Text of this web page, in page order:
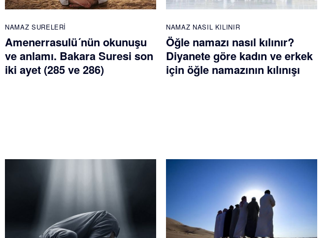
NAMAZ SURELERI
Amenerrasulü´nün okunuşu
ve anlamı. Bakara Suresi son
iki ayet (285 ve 286)
NAMAZ NASIL KILINIR
Öğle namazı nasıl kılınır?
Diyanete göre kadın ve erkek
için öğle namazının kılınışı